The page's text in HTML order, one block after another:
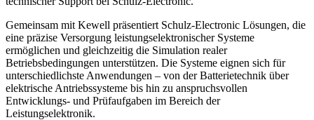
Gemeinsam mit Kewell präsentiert Schulz-Electronic Lösungen, die
eine präzise Versorgung leistungselektronischer Systeme
ermöglichen und gleichzeitig die Simulation realer
Betriebsbedingungen unterstützen. Die Systeme eignen sich für
unterschiedlichste Anwendungen – von der Batterietechnik über
elektrische Antriebssysteme bis hin zu anspruchsvollen
Entwicklungs- und Prüfaufgaben im Bereich der
Leistungselektronik.